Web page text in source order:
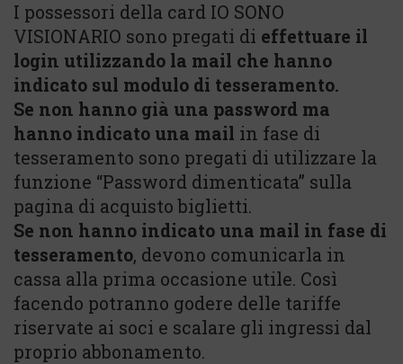
I possessori della card IO SONO
VISIONARIO sono pregati di effettuare il
login utilizzando la mail che hanno
indicato sul modulo di tesseramento.
Se non hanno già una password ma
hanno indicato una mail in fase di
tesseramento sono pregati di utilizzare la
funzione “Password dimenticata” sulla
pagina di acquisto biglietti.
Se non hanno indicato una mail in fase di
tesseramento, devono comunicarla in
cassa alla prima occasione utile. Così
facendo potranno godere delle tariffe
riservate ai soci e scalare gli ingressi dal
proprio abbonamento.